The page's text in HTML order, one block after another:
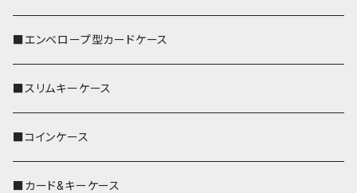
■エンベロープ型カードケース
■スリムキーケース
■コインケース
■カード&キーケース